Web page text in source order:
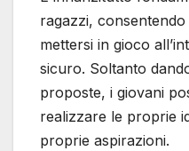
ragazzi,
mettersi in gioco
sicuro. Soltanto
proposte, i giovani
realizzare le proprie
proprie aspirazioni.